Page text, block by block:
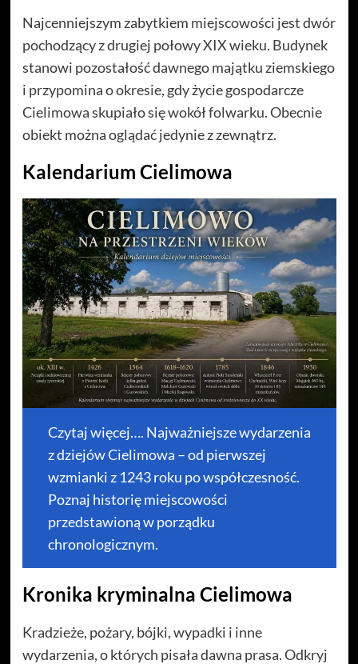
Najcenniejszym zabytkiem miejscowości jest dwór
pochodzący z drugiej połowy XIX wieku. Budynek
stanowi pozostałość dawnego majątku ziemskiego
i przypomina o okresie, gdy życie gospodarcze
Cielimowa skupiało się wokół folwarku. Obecnie
obiekt można oglądać jedynie z zewnątrz.
Kalendarium Cielimowa
Czytaj więcej…. Najważniejsze wydarzenia
z dziejów Cielimowa – od pierwszej
wzmianki z 1243 roku po współczesność.
Poznaj historię miejscowości
przedstawioną w porządku
chronologicznym.
Kronika kryminalna Cielimowa
Kradzieże, pożary, bójki, wypadki i inne
wydarzenia, o których pisała dawna prasa. Odkryj